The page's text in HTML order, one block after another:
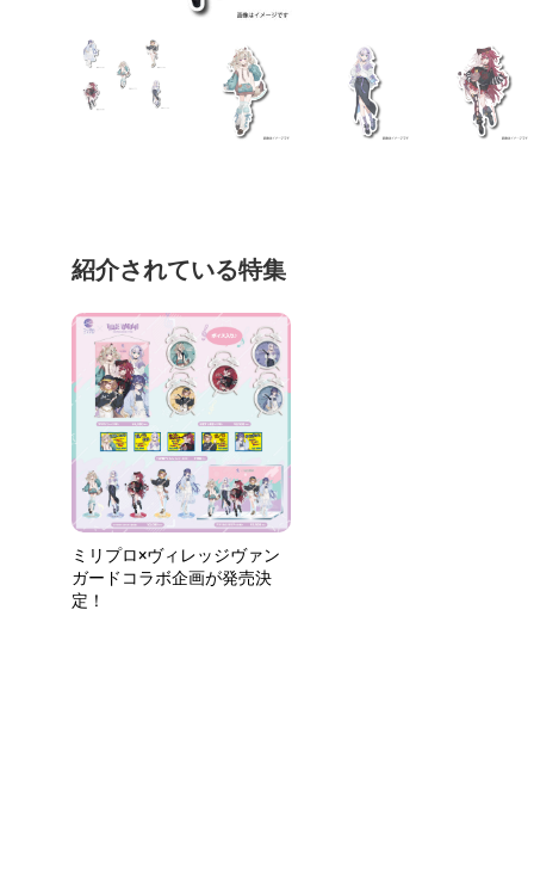
紹介されている特集
ミリプロ×ヴィレッジヴァン
ガードコラボ企画が発売決
定！